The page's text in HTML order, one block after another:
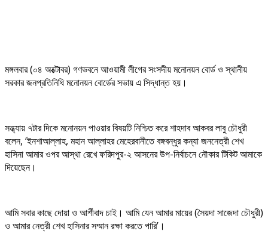
মঙ্গলবার (০৪ অক্টোবর) গণভবনে আওয়ামী লীগের সংসদীয় মনোনয়ন বোর্ড ও স্থানীয়
সরকার জনপ্রতিনিধি মনোনয়ন বোর্ডের সভায় এ সিদ্ধান্ত হয়।
সন্ধ্যায় ৭টার দিকে মনোনয়ন পাওয়ার বিষয়টি নিশ্চিত করে শাহদাব আকবর লাবু চৌধুরী
বলেন, ‘ইনশাআল্লাহ, মহান আল্লাহর মেহেরবানীতে বঙ্গবন্ধুর কন্যা জননেত্রী শেখ
হাসিনা আমার ওপর আস্থা রেখে ফরিদপুর-২ আসনের উপ-নির্বাচনে নৌকার টিকিট আমাকে
দিয়েছেন।
আমি সবার কাছে দোয়া ও আর্শীবাদ চাই। আমি যেন আমার মায়ের (সৈয়দা সাজেদা চৌধুরী)
ও আমার নেত্রী শেখ হাসিনার সম্মান রক্ষা করতে পারি’।